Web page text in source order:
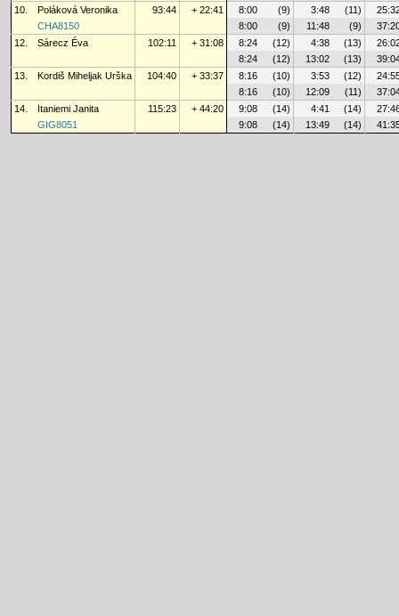
10.
Poláková Veronika 93:44 + 22:41 8:00 (9) 3:48 (11)
CHA8150
8:00 (9) 11:48 (9)
12.
Sárecz Éva 102:11 + 31:08 8:24 (12) 4:38 (13)
8:24
(12) 13:02 (13)
13.
Kordiš Miheljak Urška 104:40 + 33:37 8:16 (10) 3:53 (12)
8:16
(10) 12:09 (11)
14.
Itaniemi Janita 115:23 + 44:20 9:08 (14) 4:41 (14)
GIG8051
9:08 (14) 13:49 (14)